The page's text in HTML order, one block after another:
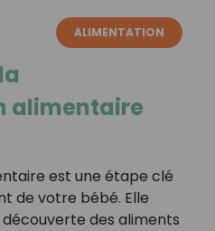
ALIMENTATION
alimentaire
est une étape clé
de votre bébé. Elle
des aliments